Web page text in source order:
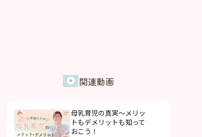
関連動画
母乳育児の真実〜メリッ
トもデメリットも知って
おこう！